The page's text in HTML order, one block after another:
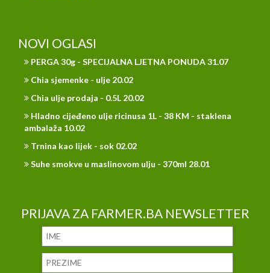
NOVI OGLASI
PERGA 30g - SPECIJALNA LJETNA PONUDA 31.07
Chia sjemenke - ulje 20.02
Chia ulje prodaja - 0.5L 20.02
Hladno cijeđeno ulje ricinusa 1L - 38 KM - staklena
ambalaža 10.02
Trnina kao lijek - sok 02.02
Suhe smokve u maslinovom ulju - 370ml 28.01
PRIJAVA ZA FARMER.BA NEWSLETTER